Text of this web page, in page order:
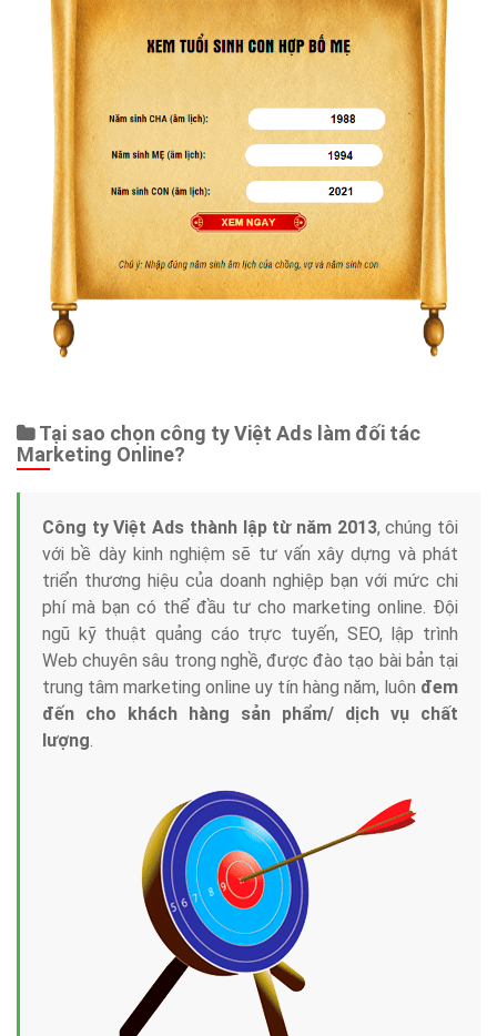
Tại sao chọn công ty Việt Ads làm đối tác
Marketing Online?
Công ty Việt Ads thành lập từ năm 2013, chúng tôi
với bề dày kinh nghiệm sẽ tư vấn xây dựng và phát
triển thương hiệu của doanh nghiệp bạn với mức chi
phí mà bạn có thể đầu tư cho marketing online. Đội
ngũ kỹ thuật quảng cáo trực tuyến, SEO, lập trình
Web chuyên sâu trong nghề, được đào tạo bài bản tại
trung tâm marketing online uy tín hàng năm, luôn đem
đến cho khách hàng sản phẩm/ dịch vụ chất
lượng.